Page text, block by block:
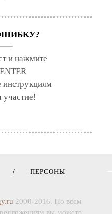
и нажмите
инструкциям
участие!
ПЕРСОНЫ
2000-2016. По всем
вы можете